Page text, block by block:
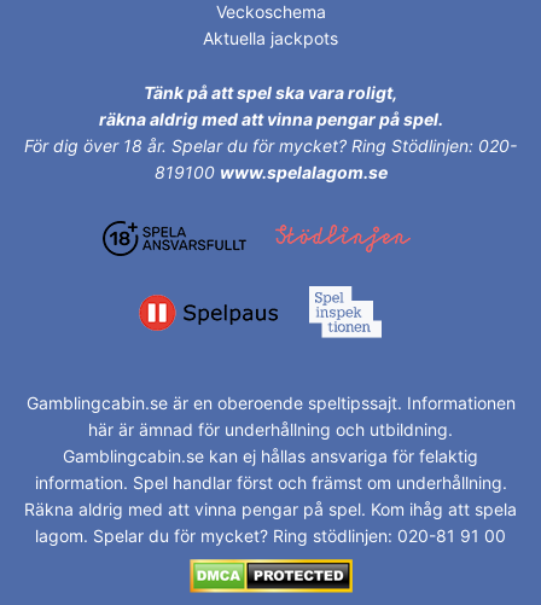
Veckoschema
Aktuella jackpots
Tänk på att spel ska vara roligt,
räkna aldrig med att vinna pengar på spel.
För dig över 18 år. Spelar du för mycket? Ring Stödlinjen: 020-
819100 www.spelalagom.se
Gamblingcabin.se är en oberoende speltipssajt. Informationen
här är ämnad för underhållning och utbildning.
Gamblingcabin.se kan ej hållas ansvariga för felaktig
information. Spel handlar först och främst om underhållning.
Räkna aldrig med att vinna pengar på spel. Kom ihåg att spela
lagom. Spelar du för mycket? Ring stödlinjen: 020-81 91 00